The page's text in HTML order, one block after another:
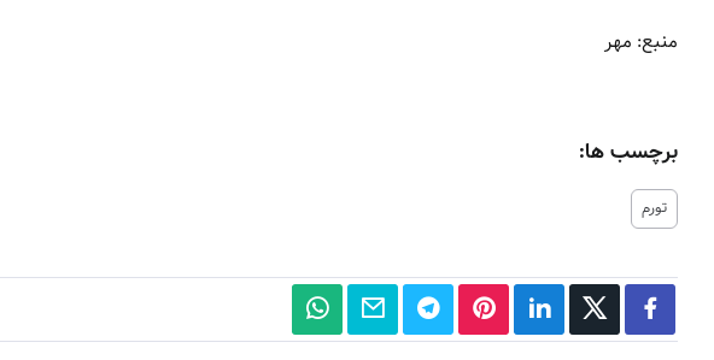
منبع: مهر
برچسب ها:
تورم